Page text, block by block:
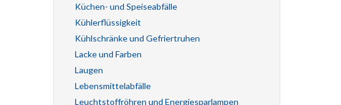
Küchen- und Speiseabfälle
Kühlerflüssigkeit
Kühlschränke und Gefriertruhen
Lacke und Farben
Laugen
Lebensmittelabfälle
Leuchtstoffröhren und Energiesparlampen